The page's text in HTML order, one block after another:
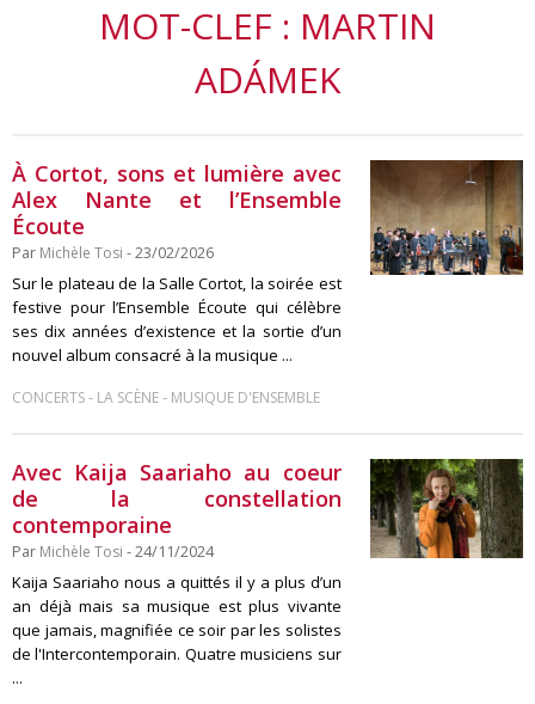
MOT-CLEF : MARTIN
ADÁMEK
À Cortot, sons et lumière avec
Alex Nante et l’Ensemble
Écoute
Par Michèle Tosi - 23/02/2026
Sur le plateau de la Salle Cortot, la soirée est
festive pour l’Ensemble Écoute qui célèbre
ses dix années d’existence et la sortie d’un
nouvel album consacré à la musique ...
CONCERTS- LA SCÈNE- MUSIQUE D'ENSEMBLE
Avec Kaija Saariaho au coeur
de la constellation
contemporaine
Par Michèle Tosi - 24/11/2024
Kaija Saariaho nous a quittés il y a plus d’un
an déjà mais sa musique est plus vivante
que jamais, magnifiée ce soir par les solistes
de l'Intercontemporain. Quatre musiciens sur
...